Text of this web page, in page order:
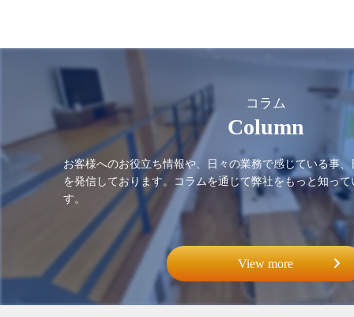
View more
コラム
Column
お客様へのお役立ち情報や、日々の業務で感じている事
を発信しております。コラムを通じて弊社をもっと知っ
す。